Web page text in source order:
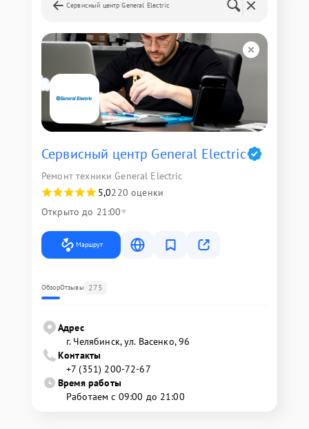
Сервисный центр General Electric
Сервисный центр General Electric
Ремонт техники General Electric
5,0220 оценки
Открыто до 21:00
Маршрут
ОбзорОтзывы 275
Адрес
г. Челябинск, ул. Васенко, 96
Контакты
+7 (351) 200-72-67
Время работы
Работаем с 09:00 до 21:00